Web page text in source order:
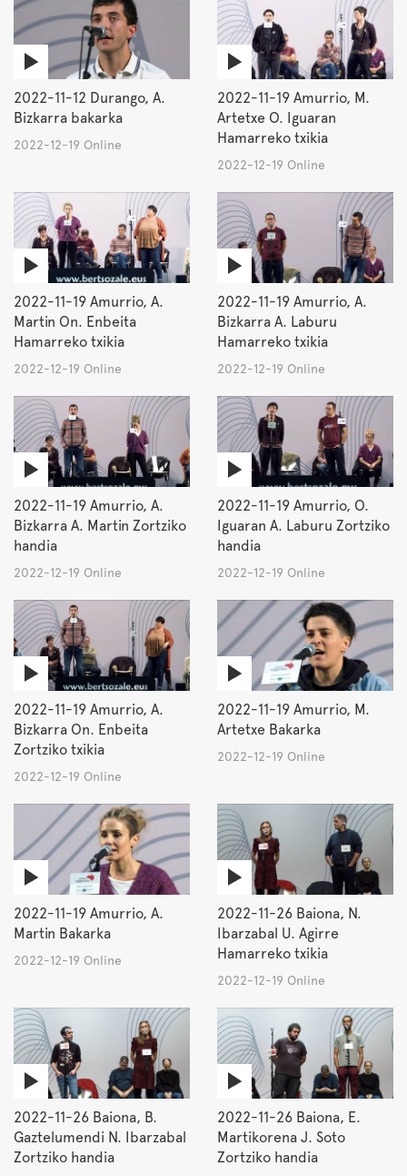
2022-11-12 Durango, A.
Bizkarra bakarka
2022-12-19 Online
2022-11-19 Amurrio, M.
Artetxe O. Iguaran
Hamarreko txikia
2022-12-19 Online
2022-11-19 Amurrio, A.
Martin On. Enbeita
Hamarreko txikia
2022-12-19 Online
2022-11-19 Amurrio, A.
Bizkarra A. Laburu
Hamarreko txikia
2022-12-19 Online
2022-11-19 Amurrio, A.
Bizkarra A. Martin Zortziko
handia
2022-12-19 Online
2022-11-19 Amurrio, O.
Iguaran A. Laburu Zortziko
handia
2022-12-19 Online
2022-11-19 Amurrio, A.
Bizkarra On. Enbeita
Zortziko txikia
2022-12-19 Online
2022-11-19 Amurrio, M.
Artetxe Bakarka
2022-12-19 Online
2022-11-19 Amurrio, A.
Martin Bakarka
2022-12-19 Online
2022-11-26 Baiona, N.
Ibarzabal U. Agirre
Hamarreko txikia
2022-12-19 Online
2022-11-26 Baiona, B.
Gaztelumendi N. Ibarzabal
Zortziko handia
2022-11-26 Baiona, E.
Martikorena J. Soto
Zortziko handia